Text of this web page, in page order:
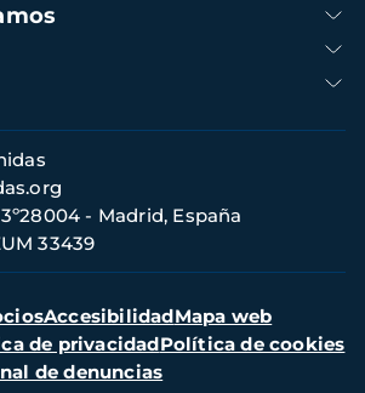
- Madrid, España
33439
AccesibilidadMapa web
de privacidadPolítica de cookies
de denuncias